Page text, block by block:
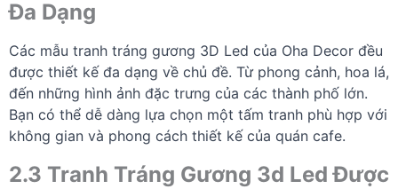
Đa Dạng
Các mẫu tranh tráng gương 3D Led của Oha Decor đều
được thiết kế đa dạng về chủ đề. Từ phong cảnh, hoa lá,
đến những hình ảnh đặc trưng của các thành phố lớn.
Bạn có thể dễ dàng lựa chọn một tấm tranh phù hợp với
không gian và phong cách thiết kế của quán cafe.
2.3 Tranh Tráng Gương 3d Led Được